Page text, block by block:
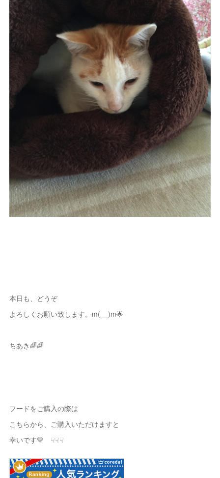
本日も、どうぞ
よろしくお願い致します。m(__)m🌟
ちあき🌈🌈
フードをご購入の際は
こちらから、ご購入いただけますと
幸いです💛 ☟☟☟